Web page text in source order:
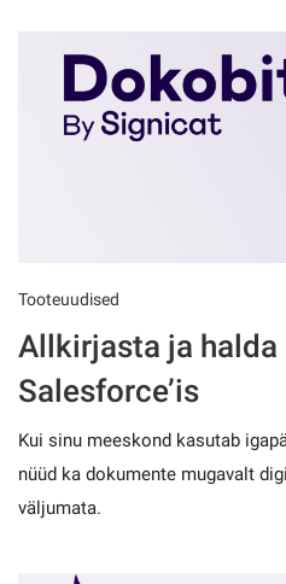
Tooteuudised
Allkirjasta ja
Salesforce’is
Kui sinu meeskond kasutab
nüüd ka dokumente mugavalt
väljumata.